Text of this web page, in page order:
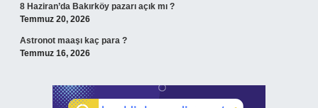
8 Haziran’da Bakırköy pazarı açık mı ?
Temmuz 20, 2026
Astronot maaşı kaç para ?
Temmuz 16, 2026